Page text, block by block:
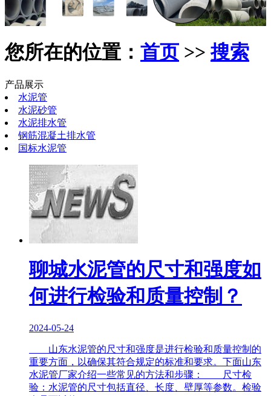
您所在的位置： 首页 >>搜索
产品展示
水泥管
水泥砂管
水泥排水管
钢筋混凝土排水管
国标水泥管
聊城水泥管的尺寸和强度如
何进行检验和质量控制？
2024-05-24
山东水泥管的尺寸和强度是进行检验和质量控制的
重要方面，以确保其符合规定的标准和要求。下面山东
水泥管厂家介绍一些常见的方法和步骤： 尺寸检
验：水泥管的尺寸包括直径、长度、壁厚等参数。检验